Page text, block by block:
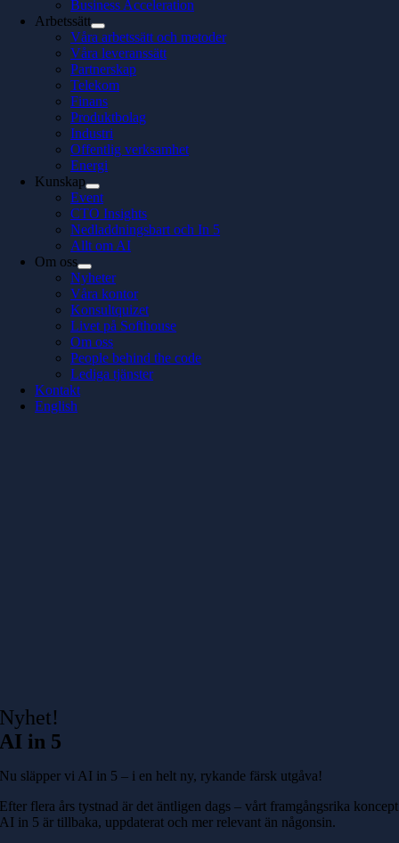
Business Acceleration
Arbetssätt
Våra arbetssätt och metoder
Våra leveranssätt
Partnerskap
Telekom
Finans
Produktbolag
Industri
Offentlig verksamhet
Energi
Kunskap
Event
CTO Insights
Nedladdningsbart och In 5
Allt om AI
Om oss
Nyheter
Våra kontor
Konsultquizet
Livet på Softhouse
Om oss
People behind the code
Lediga tjänster
Kontakt
English
Nyhet!
AI in 5
Nu släpper vi AI in 5 – i en helt ny, rykande färsk utgåva!
Efter flera års tystnad är det äntligen dags – vårt framgångsrika koncept
AI in 5 är tillbaka, uppdaterat och mer relevant än någonsin.